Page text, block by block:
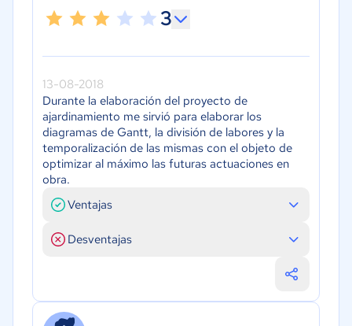
3
13-08-2018
Durante la elaboración del proyecto de
ajardinamiento me sirvió para elaborar los
diagramas de Gantt, la división de labores y la
temporalización de las mismas con el objeto de
optimizar al máximo las futuras actuaciones en
obra.
Ventajas
Desventajas